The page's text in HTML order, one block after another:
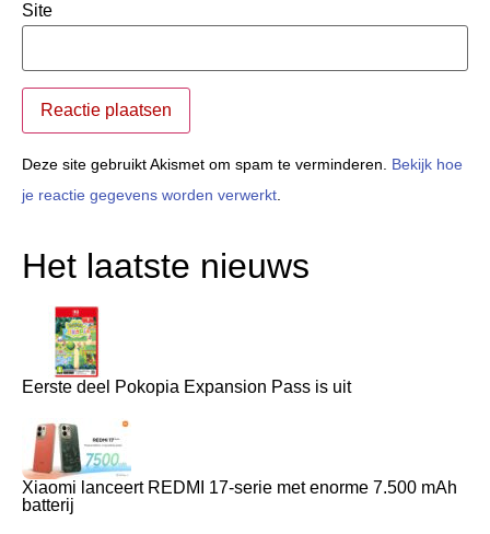
Site
Deze site gebruikt Akismet om spam te verminderen. Bekijk hoe
je reactie gegevens worden verwerkt.
Het laatste nieuws
Eerste deel Pokopia Expansion Pass is uit
Xiaomi lanceert REDMI 17-serie met enorme 7.500 mAh
batterij